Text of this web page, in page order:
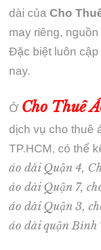
dài của Cho
may riêng,
Đặc biệt luôn
nay.
Ở Cho Thuê
dịch vụ cho thuê
TP.HCM, có thể
áo dài Quận 4,
áo dài Quận 7,
áo dài Quận 3,
áo dài quận Bình